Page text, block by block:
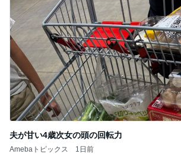
夫が甘い4歳次女の頭の回転力
Amebaトピックス 1日前